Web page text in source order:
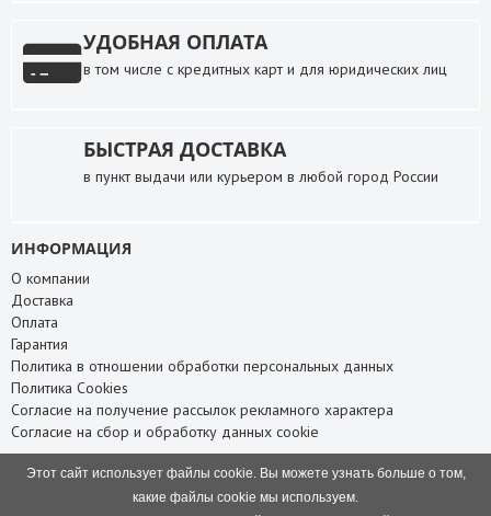
УДОБНАЯ ОПЛАТА
в том числе с кредитных карт и для юридических лиц
БЫСТРАЯ ДОСТАВКА
в пункт выдачи или курьером в любой город России
ИНФОРМАЦИЯ
О компании
Доставка
Оплата
Гарантия
Политика в отношении обработки персональных данных
Политика Cookies
Согласие на получение рассылок рекламного характера
Согласие на сбор и обработку данных cookie
Этот сайт использует файлы cookie. Вы можете узнать больше о том,
какие файлы cookie мы используем.